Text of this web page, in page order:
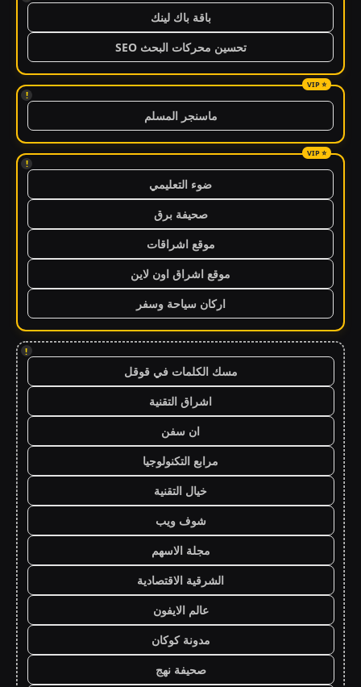
باقة باك لينك
تحسين محركات البحث SEO
!
ماسنجر المسلم
!
ضوء التعليمي
صحيفة برق
موقع اشراقات
موقع اشراق اون لاين
اركان سياحة وسفر
!
مسك الكلمات في قوقل
اشراق التقنية
ان سفن
مرابع التكنولوجيا
خيال التقنية
شوف ويب
مجلة الاسهم
الشرقية الاقتصادية
عالم الايفون
مدونة كوكان
صحيفة نهج